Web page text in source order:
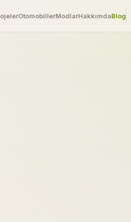
OtomobillerModlarHakkımdaBlog